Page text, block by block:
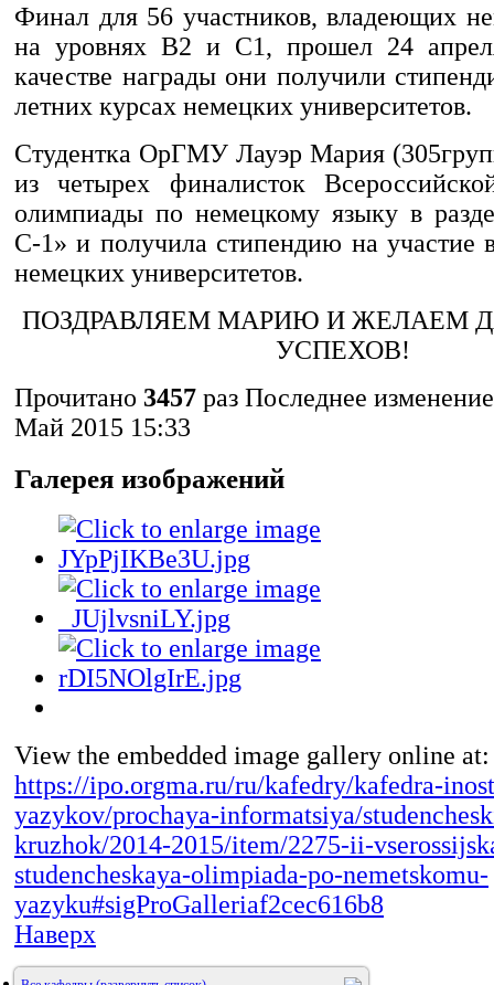
Финал для 56 участников, владеющих
на уровнях В2 и С1, прошел 24
качестве награды они получили
летних курсах немецких университетов.
Студентка ОрГМУ Лауэр Мария
из четырех финалисток
олимпиады по немецкому языку в
С-1» и получила стипендию на участие
немецких университетов.
ПОЗДРАВЛЯЕМ МАРИЮ И ЖЕЛАЕМ
УСПЕХОВ!
Прочитано 3457 раз Последнее
Май 2015 15:33
Галерея изображений
View the embedded image gallery online at:
https://ipo.orgma.ru/ru/kafedry/kafedra-
yazykov/prochaya-informatsiya/
kruzhok/2014-2015/item/2275-ii-
studencheskaya-olimpiada-po-nemetskomu-
yazyku#sigProGalleriaf2cec616b8
Наверх